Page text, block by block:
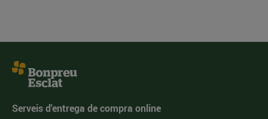
Serveis d'entrega de compra online